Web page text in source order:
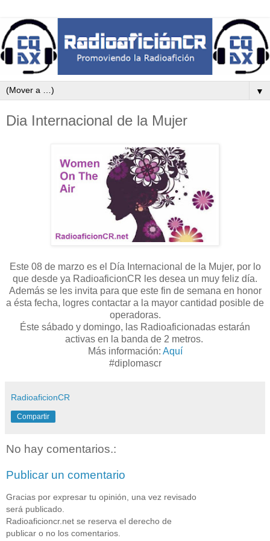
▼
Dia Internacional de la Mujer
Este 08 de marzo es el Día Internacional de la Mujer, por lo
que desde ya RadioaficionCR les desea un muy feliz día.
Además se les invita para que este fin de semana en honor
a ésta fecha, logres contactar a la mayor cantidad posible de
operadoras.
Éste sábado y domingo, las Radioaficionadas estarán
activas en la banda de 2 metros.
Más información: Aquí
#diplomascr
RadioaficionCR
Compartir
No hay comentarios.:
Publicar un comentario
Gracias por expresar tu opinión, una vez revisado
será publicado.
Radioaficioncr.net se reserva el derecho de
publicar o no los comentarios.